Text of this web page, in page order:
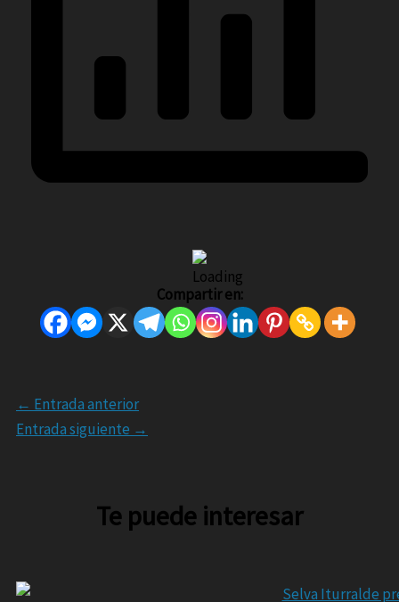
Compartir en:
← Entrada anterior
Entrada siguiente →
Te puede interesar